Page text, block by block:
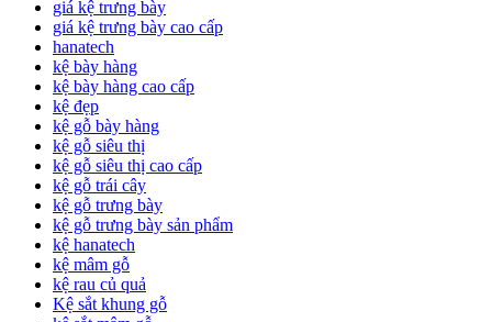
giá kệ trưng bày
giá kệ trưng bày cao cấp
hanatech
kệ bày hàng
kệ bày hàng cao cấp
kệ đẹp
kệ gỗ bày hàng
kệ gỗ siêu thị
kệ gỗ siêu thị cao cấp
kệ gỗ trái cây
kệ gỗ trưng bày
kệ gỗ trưng bày sản phẩm
kệ hanatech
kệ mâm gỗ
kệ rau củ quả
Kệ sắt khung gỗ